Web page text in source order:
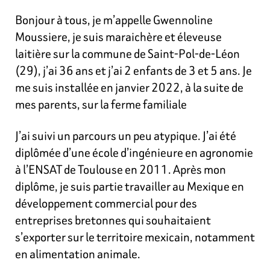
Bonjour à tous, je m’appelle Gwennoline
Moussiere, je suis maraichère et éleveuse
laitière sur la commune de Saint-Pol-de-Léon
(29), j’ai 36 ans et j’ai 2 enfants de 3 et 5 ans. Je
me suis installée en janvier 2022, à la suite de
mes parents, sur la ferme familiale
J’ai suivi un parcours un peu atypique. J’ai été
diplômée d’une école d’ingénieure en agronomie
à l’ENSAT de Toulouse en 2011. Après mon
diplôme, je suis partie travailler au Mexique en
développement commercial pour des
entreprises bretonnes qui souhaitaient
s’exporter sur le territoire mexicain, notamment
en alimentation animale.